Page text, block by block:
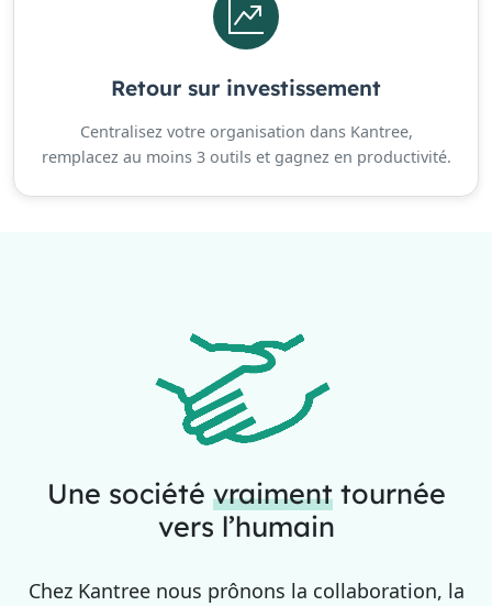
Retour sur investissement
Centralisez votre organisation dans Kantree,
remplacez au moins 3 outils et gagnez en productivité.
Une société vraimenttournée
vers l’humain
Chez Kantree nous prônons la collaboration, la